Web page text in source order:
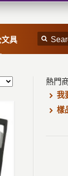
具
熱門
我
樣